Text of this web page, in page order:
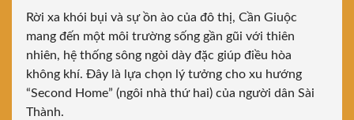
Rời xa khói bụi và sự ồn ào của đô thị, Cần Giuộc
mang đến một môi trường sống gần gũi với thiên
nhiên, hệ thống sông ngòi dày đặc giúp điều hòa
không khí. Đây là lựa chọn lý tưởng cho xu hướng
“Second Home” (ngôi nhà thứ hai) của người dân Sài
Thành.